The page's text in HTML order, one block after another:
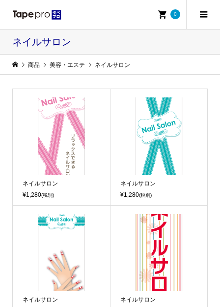
0
ネイルサロン
商品 美容・エステ ネイルサロン
ネイルサロン
¥1,280(税別)
ネイルサロン
¥1,280(税別)
ネイルサロン
ネイルサロン